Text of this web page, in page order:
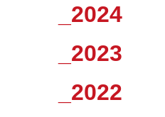
_2024
_2023
_2022